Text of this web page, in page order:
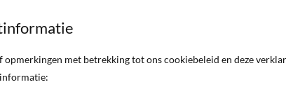
opmerkingen met betrekking tot ons cookiebeleid en deze